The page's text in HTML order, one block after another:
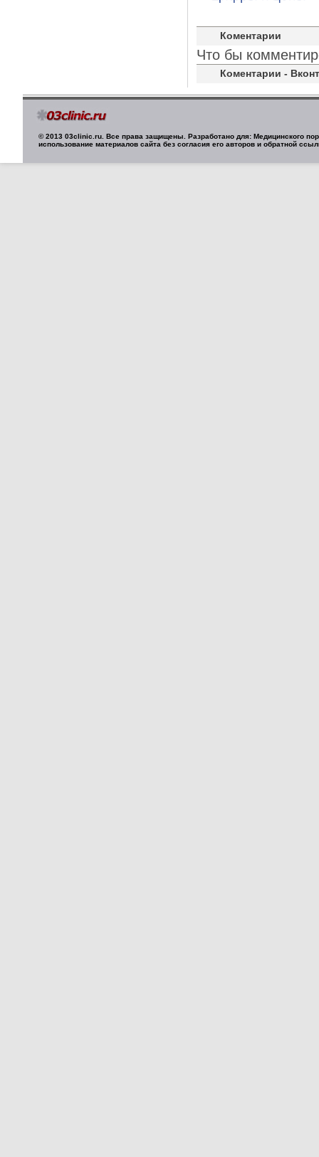
Коментарии
Что бы
Коментарии -
© 2013 03clinic.ru. Все права защищены. Разработано для: Медицинского
использование материалов сайта без согласия его авторов и обратной